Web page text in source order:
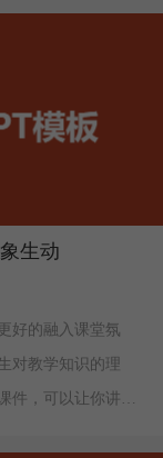
生动
好的融入课堂氛
对教学知识的理
件，可以让你讲课